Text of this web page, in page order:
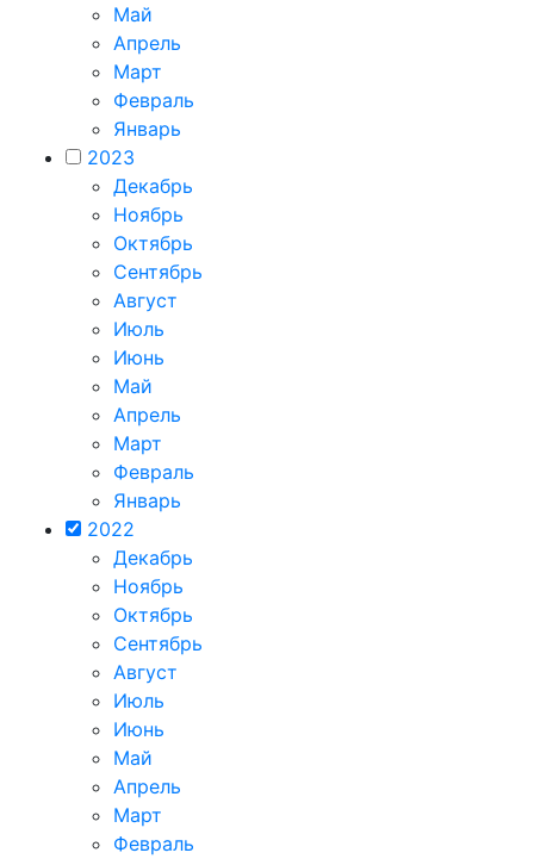
Май
Апрель
Март
Февраль
Январь
2023
Декабрь
Ноябрь
Октябрь
Сентябрь
Август
Июль
Июнь
Май
Апрель
Март
Февраль
Январь
2022
Декабрь
Ноябрь
Октябрь
Сентябрь
Август
Июль
Июнь
Май
Апрель
Март
Февраль